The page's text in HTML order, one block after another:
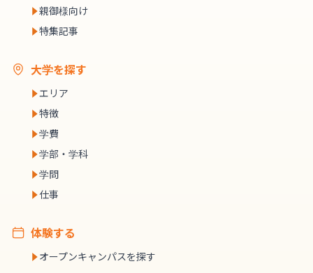
親御様向け
特集記事
大学を探す
エリア
特徴
学費
学部・学科
学問
仕事
体験する
オープンキャンパスを探す